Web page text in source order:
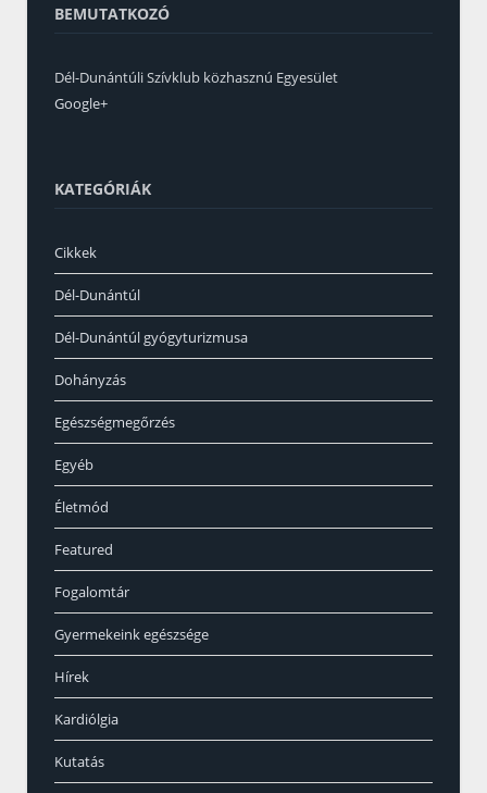
BEMUTATKOZÓ
Dél-Dunántúli Szívklub közhasznú Egyesület
Google+
KATEGÓRIÁK
Cikkek
Dél-Dunántúl
Dél-Dunántúl gyógyturizmusa
Dohányzás
Egészségmegőrzés
Egyéb
Életmód
Featured
Fogalomtár
Gyermekeink egészsége
Hírek
Kardiólgia
Kutatás